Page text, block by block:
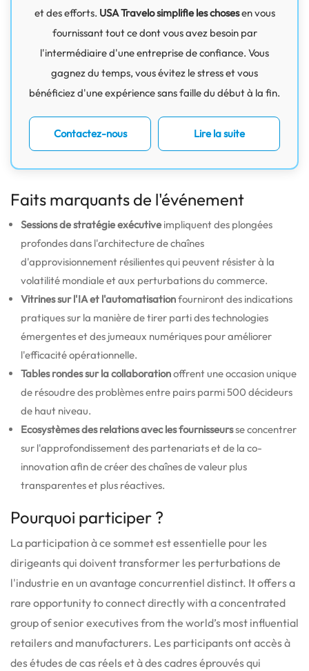
et des efforts. USA Travelo simplifie les chosesen vous
fournissant tout ce dont vous avez besoin par
l'intermédiaire d'une entreprise de confiance. Vous
gagnez du temps, vous évitez le stress et vous
bénéficiez d'une expérience sans faille du début à la fin.
Contactez-nous Lire la suite
Faits marquants de l'événement
Sessions de stratégie exécutive impliquent des plongées
profondes dans l'architecture de chaînes
d'approvisionnement résilientes qui peuvent résister à la
volatilité mondiale et aux perturbations du commerce.
Vitrines sur l'IA et l'automatisationfourniront des indications
pratiques sur la manière de tirer parti des technologies
émergentes et des jumeaux numériques pour améliorer
l'efficacité opérationnelle.
Tables rondes sur la collaborationoffrent une occasion unique
de résoudre des problèmes entre pairs parmi 500 décideurs
de haut niveau.
Ecosystèmes des relations avec les fournisseursse concentrer
sur l'approfondissement des partenariats et de la co-
innovation afin de créer des chaînes de valeur plus
transparentes et plus réactives.
Pourquoi participer ?
La participation à ce sommet est essentielle pour les
dirigeants qui doivent transformer les perturbations de
l'industrie en un avantage concurrentiel distinct. It offers a
rare opportunity to connect directly with a concentrated
group of senior executives from the world’s most influential
retailers and manufacturers. Les participants ont accès à
des études de cas réels et à des cadres éprouvés qui